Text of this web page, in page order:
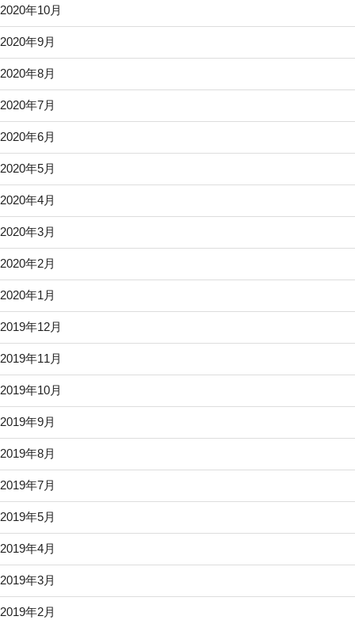
2020年10月
2020年9月
2020年8月
2020年7月
2020年6月
2020年5月
2020年4月
2020年3月
2020年2月
2020年1月
2019年12月
2019年11月
2019年10月
2019年9月
2019年8月
2019年7月
2019年5月
2019年4月
2019年3月
2019年2月